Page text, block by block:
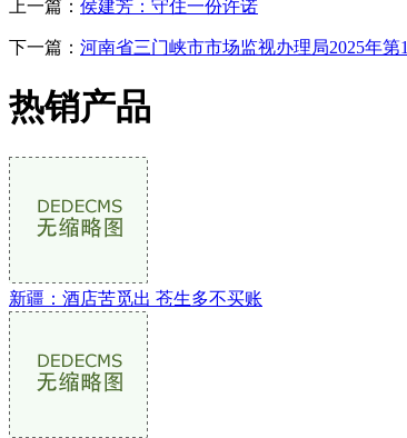
上一篇： 侯建芳：守住一份许诺
下一篇： 河南省三门峡市市场监视办理局2025年第
热销产品
新疆：酒店苦觅出 苍生多不买账